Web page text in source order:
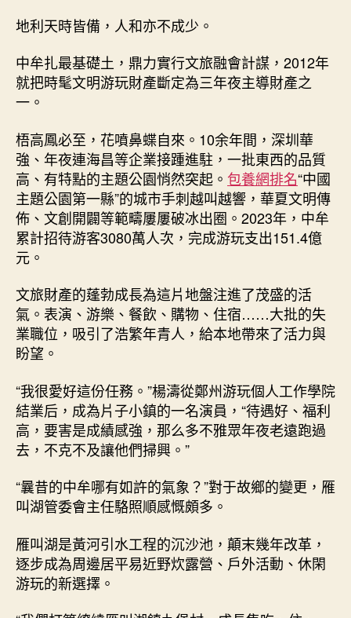
地利天時皆備，人和亦不成少。
中牟扎最基礎土，鼎力實行文旅融會計謀，2012年
就把時髦文明游玩財產斷定為三年夜主導財產之
一。
梧高鳳必至，花噴鼻蝶自來。10余年間，深圳華
強、年夜連海昌等企業接踵進駐，一批東西的品質
高、有特點的主題公園悄然突起。 包養網排名“中國
主題公園第一縣”的城市手刺越叫越響，華夏文明傳
佈、文創開闢等範疇屢屢破冰出圈。2023年，中牟
累計招待游客3080萬人次，完成游玩支出151.4億
元。
文旅財產的蓬勃成長為這片地盤注進了茂盛的活
氣。表演、游樂、餐飲、購物、住宿……大批的失
業職位，吸引了浩繁年青人，給本地帶來了活力與
盼望。
“我很愛好這份任務。”楊濤從鄭州游玩個人工作學院
結業后，成為片子小鎮的一名演員，“待遇好、福利
高，要害是成績感強，那么多不雅眾年夜老遠跑過
去，不克不及讓他們掃興。”
“曩昔的中牟哪有如許的氣象？”對于故鄉的變更，雁
叫湖管委會主任駱照順感慨頗多。
雁叫湖是黃河引水工程的沉沙池，顛末幾年改革，
逐步成為周邊居平易近野炊露營、戶外活動、休閑
游玩的新選擇。